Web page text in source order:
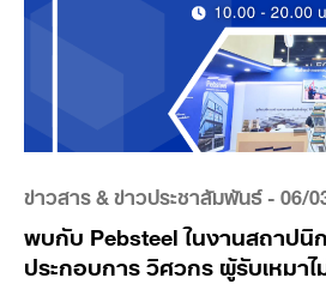
ข่าวสาร & ข่าวประชาสัมพันธ์- 06/
พบกับ Pebsteel ในงานสถาปนิ
ประกอบการ วิศวกร ผู้รับเหมา